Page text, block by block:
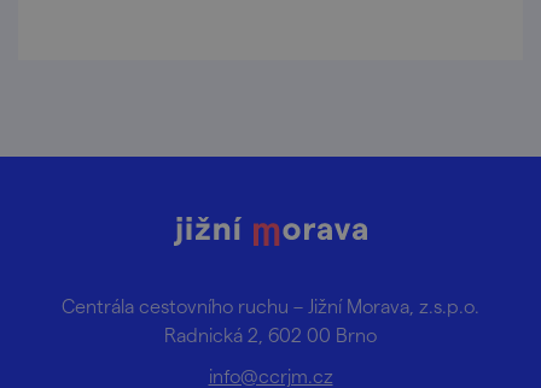
Centrála cestovního ruchu – Jižní Morava, z.s.p.o.
Radnická 2, 602 00 Brno
info@ccrjm.cz